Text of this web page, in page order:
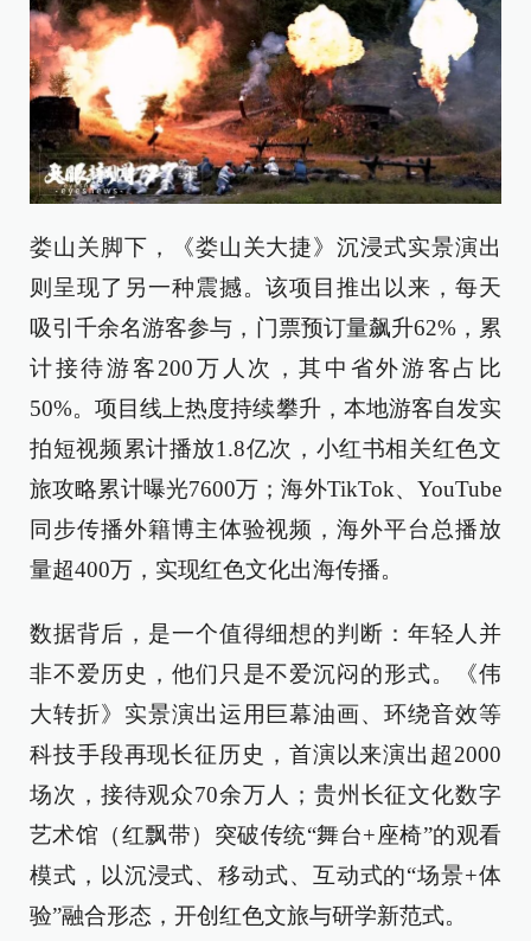
娄山关脚下，《娄山关大捷》沉浸式实景演出
则呈现了另一种震撼。该项目推出以来，每天
吸引千余名游客参与，门票预订量飙升62%，累
计接待游客200万人次，其中省外游客占比
50%。项目线上热度持续攀升，本地游客自发实
拍短视频累计播放1.8亿次，小红书相关红色文
旅攻略累计曝光7600万；海外TikTok、YouTube
同步传播外籍博主体验视频，海外平台总播放
量超400万，实现红色文化出海传播。
数据背后，是一个值得细想的判断：年轻人并
非不爱历史，他们只是不爱沉闷的形式。《伟
大转折》实景演出运用巨幕油画、环绕音效等
科技手段再现长征历史，首演以来演出超2000
场次，接待观众70余万人；贵州长征文化数字
艺术馆（红飘带）突破传统“舞台+座椅”的观看
模式，以沉浸式、移动式、互动式的“场景+体
验”融合形态，开创红色文旅与研学新范式。